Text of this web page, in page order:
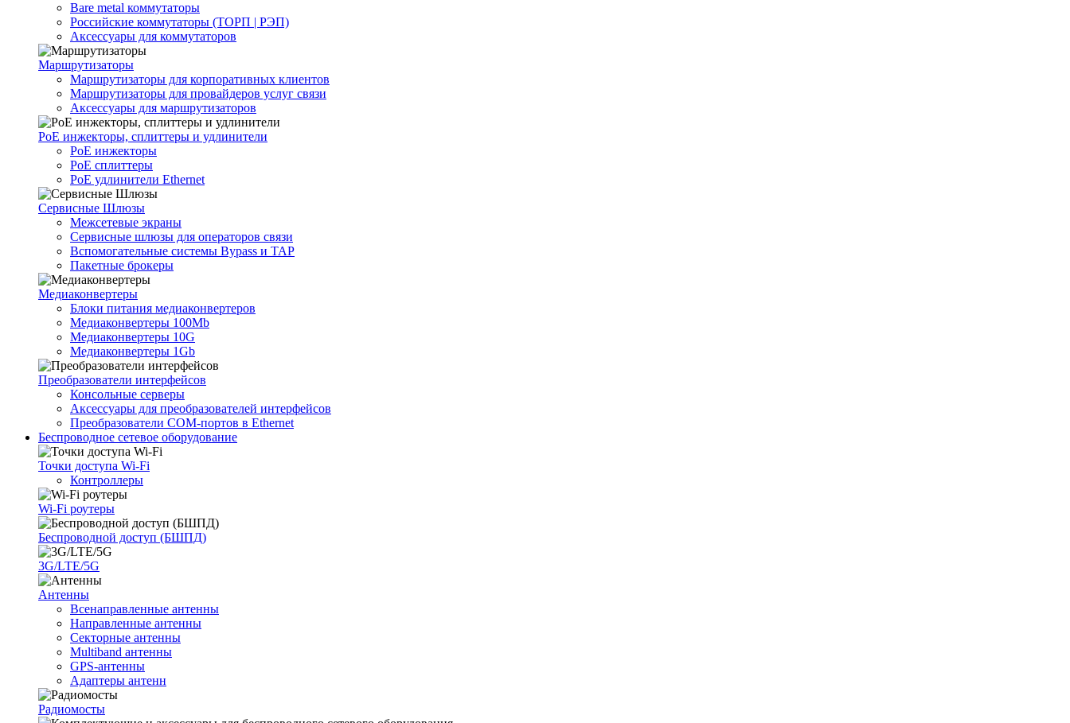
Bare metal коммутаторы
Российские коммутаторы (ТОРП | РЭП)
Аксессуары для коммутаторов
Маршрутизаторы
Маршрутизаторы для корпоративных клиентов
Маршрутизаторы для провайдеров услуг связи
Аксессуары для маршрутизаторов
PoE инжекторы, сплиттеры и удлинители
PoE инжекторы
PoE сплиттеры
PoE удлинители Ethernet
Сервисные Шлюзы
Межсетевые экраны
Сервисные шлюзы для операторов связи
Вспомогательные системы Bypass и TAP
Пакетные брокеры
Медиаконвертеры
Блоки питания медиаконвертеров
Медиаконвертеры 100Mb
Медиаконвертеры 10G
Медиаконвертеры 1Gb
Преобразователи интерфейсов
Консольные серверы
Аксессуары для преобразователей интерфейсов
Преобразователи COM-портов в Ethernet
Беспроводное сетевое оборудование
Точки доступа Wi-Fi
Контроллеры
Wi-Fi роутеры
Беспроводной доступ (БШПД)
3G/LTE/5G
Антенны
Всенаправленные антенны
Направленные антенны
Секторные антенны
Multiband антенны
GPS-антенны
Адаптеры антенн
Радиомосты